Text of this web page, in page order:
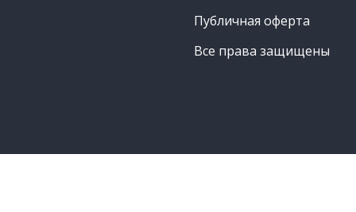
Публичная оферта
Все права защищены